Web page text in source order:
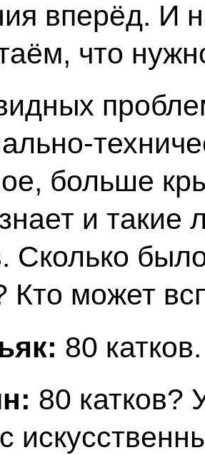
вперёд. И
что
больше
и такие
Сколько
Кто может
80 катков.
80 катков?
с